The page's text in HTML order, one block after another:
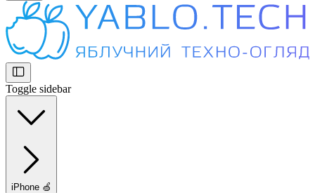
Toggle sidebar
iPhone 🍏